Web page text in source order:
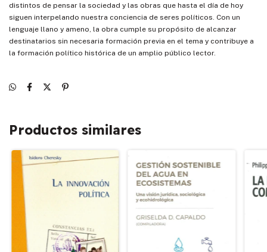
distintos de pensar la sociedad y las obras que hasta el día de hoy
siguen interpelando nuestra conciencia de seres políticos. Con un
lenguaje llano y ameno, la obra cumple su propósito de alcanzar
destinatarios sin necesaria formación previa en el tema y contribuye a
la formación político histórica de un amplio público lector.
Productos similares